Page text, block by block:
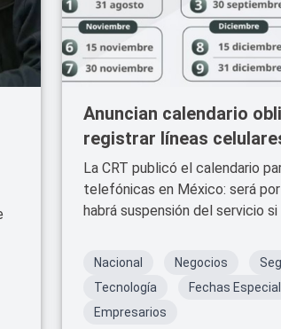
Anuncian calendario
registrar líneas
La CRT publicó el calendario
telefónicas en México: será
habrá suspensión del servicio
Nacional Negocios
Tecnología
Fechas
Empresarios